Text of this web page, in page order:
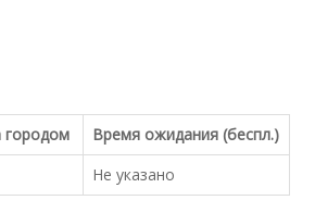
городом
Время ожидания (беспл.)
Не указано